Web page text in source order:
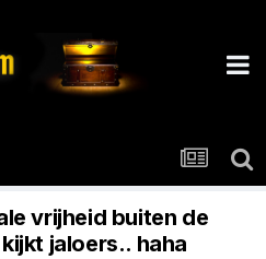
vrijheid buiten de
jaloers.. haha